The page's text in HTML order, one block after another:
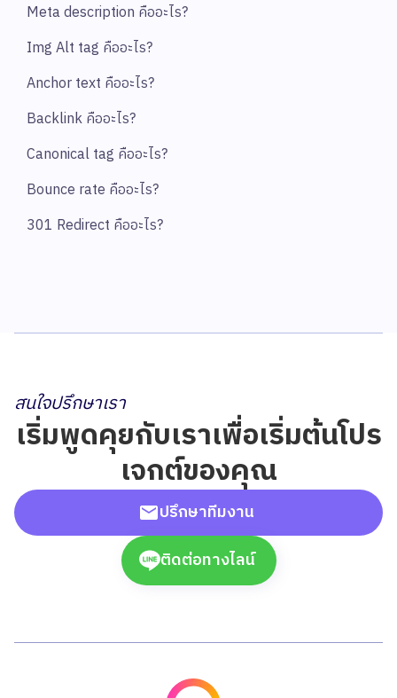
Meta description คืออะไร?
Img Alt tag คืออะไร?
Anchor text คืออะไร?
Backlink คืออะไร?
Canonical tag คืออะไร?
Bounce rate คืออะไร?
301 Redirect คืออะไร?
สนใจปรึกษาเรา
เริ่มพูดคุยกับเราเพื่อเริ่มต้นโปร
เจกต์ของคุณ
ปรึกษาทีมงาน
ติดต่อทางไลน์